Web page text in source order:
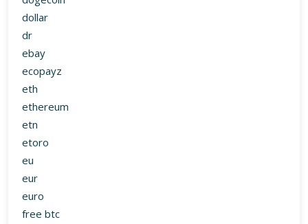
dollar
dr
ebay
ecopayz
eth
ethereum
etn
etoro
eu
eur
euro
free btc